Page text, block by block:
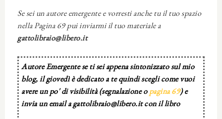
Se sei un autore emergente e vorresti anche tu il tuo spazio
nella Pagina 69 pui inviarmi il tuo materiale a
gattolibraio@libero.it
Autore Emergente se ti sei appena sintonizzato sul mio
blog, il giovedì è dedicato a te quindi scegli come vuoi
avere un po' di visibilità (segnalazione opagina 69) e
invia un email a gattolibraio@libero.it con il libro